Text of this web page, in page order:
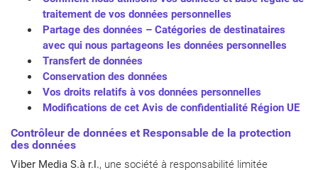
traitement de vos données personnelles
Partage des données – Catégories de destinataires
avec qui nous partageons les données personnelles
Transfert de données
Conservation des données
Vos droits relatifs à vos données personnelles
Modifications de cet Avis de confidentialité Région UE
Contrôleur de données et Responsable de la protection
des données
Viber Media S.à r.l., une société à responsabilité limitée